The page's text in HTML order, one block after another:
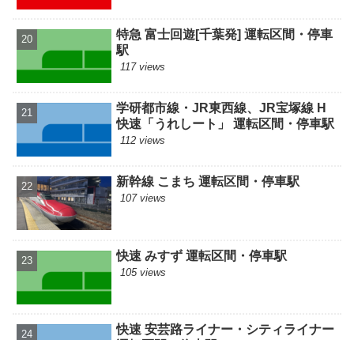
特急 富士回遊[千葉発] 運転区間・停車
駅
117 views
学研都市線・JR東西線、JR宝塚線 H
快速「うれしート」 運転区間・停車駅
112 views
新幹線 こまち 運転区間・停車駅
107 views
快速 みすず 運転区間・停車駅
105 views
快速 安芸路ライナー・シティライナー